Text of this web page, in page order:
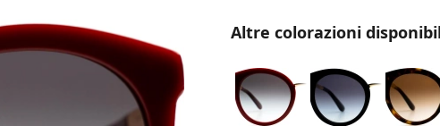
Altre colorazioni